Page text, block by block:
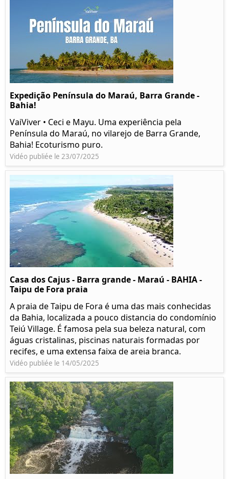
Expedição Península do Maraú, Barra Grande -
Bahia!
VaiViver • Ceci e Mayu. Uma experiência pela
Península do Maraú, no vilarejo de Barra Grande,
Bahia! Ecoturismo puro.
Vidéo publiée le 23/07/2025
Casa dos Cajus - Barra grande - Maraú - BAHIA -
Taipu de Fora praia
A praia de Taipu de Fora é uma das mais conhecidas
da Bahia, localizada a pouco distancia do condomínio
Teiú Village. É famosa pela sua beleza natural, com
águas cristalinas, piscinas naturais formadas por
recifes, e uma extensa faixa de areia branca.
Vidéo publiée le 14/05/2025